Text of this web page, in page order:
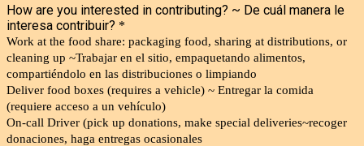
How are you interested in contributing? ~ De cuál manera le
interesa contribuir? *
Work at the food share: packaging food, sharing at distributions, or
cleaning up ~Trabajar en el sitio, empaquetando alimentos,
compartiéndolo en las distribuciones o limpiando
Deliver food boxes (requires a vehicle) ~ Entregar la comida
(requiere acceso a un vehículo)
On-call Driver (pick up donations, make special deliveries~recoger
donaciones, haga entregas ocasionales